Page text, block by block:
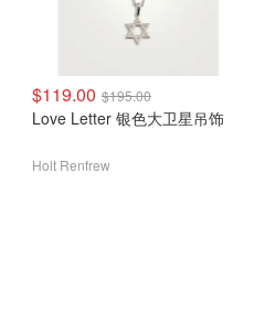
$119.00 $195.00
Love Letter 银色大卫星吊饰
Holt Renfrew